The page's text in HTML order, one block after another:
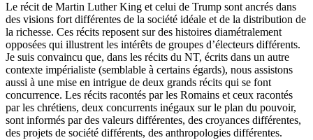
Le récit de Martin Luther King et celui de Trump sont ancrés dans
des visions fort différentes de la société idéale et de la distribution de
la richesse. Ces récits reposent sur des histoires diamétralement
opposées qui illustrent les intérêts de groupes d’électeurs différents.
Je suis convaincu que, dans les récits du NT, écrits dans un autre
contexte impérialiste (semblable à certains égards), nous assistons
aussi à une mise en intrigue de deux grands récits qui se font
concurrence. Les récits racontés par les Romains et ceux racontés
par les chrétiens, deux concurrents inégaux sur le plan du pouvoir,
sont informés par des valeurs différentes, des croyances différentes,
des projets de société différents, des anthropologies différentes.